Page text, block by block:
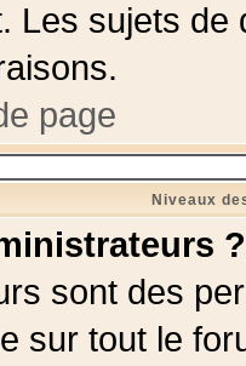
Les sujets
page
Niveaux
?
sont des
sur tout le